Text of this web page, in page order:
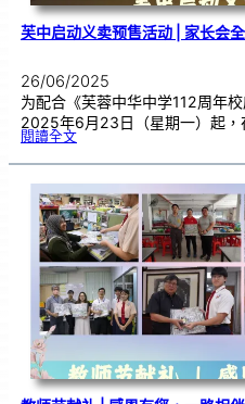
芙中启动义卖预售活动 | 家长会
26/06/2025
为配合《芙蓉中华中学112周年
2025年6月23日（星期一）起
閱讀全文:芙
动
卖
预
售
活
动
|家
长
会
全
力
支
持
华
教
发
展